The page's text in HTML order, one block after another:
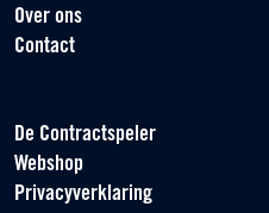
Over ons
Contact
De Contractspeler
Webshop
Privacyverklaring